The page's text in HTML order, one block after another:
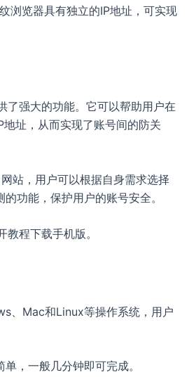
浏览器具有独立的IP地址，可实现
了强大的功能。它可以帮助用户在
址，从而实现了账号间的防关
站，用户可以根据自身需求选择
功能，保护用户的账号安全。
程下载手机版。
、Mac和Linux等操作系统，用户
，一般几分钟即可完成。